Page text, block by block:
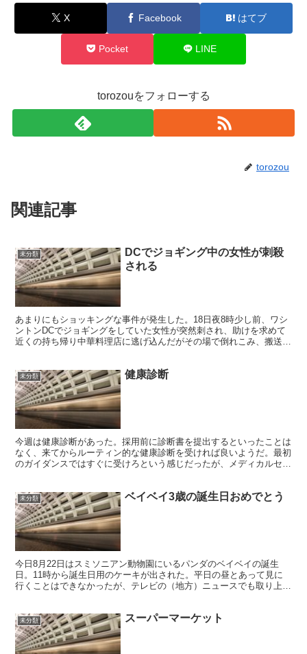
X Facebook はてブ
Pocket LINE
torozouをフォローする
torozou
関連記事
未分類
DCでジョギング中の女性が刺殺
される
あまりにもショッキングな事件が発生した。18日夜8時少し前、ワシ
ントンDCでジョギングをしていた女性が突然刺され、助けを求めて
近くの持ち帰り中華料理店に逃げ込んだがその場で倒れこみ、搬送先
未分類 健康診断
今週は健康診断があった。採用前に診断書を提出するといったことは
なく、来てからルーティン的な健康診断を受ければ良いようだ。最初
のガイダンスではすぐに受けろという感じだったが、メディカルセン
未分類 ベイベイ3歳の誕生日おめでとう
今日8月22日はスミソニアン動物園にいるパンダのベイベイの誕生
日。11時から誕生日用のケーキが出された。平日の昼とあって見に
行くことはできなかったが、テレビの（地方）ニュースでも取り上げ
未分類 スーパーマーケット